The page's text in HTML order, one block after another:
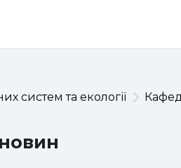
систем та екології
курсу